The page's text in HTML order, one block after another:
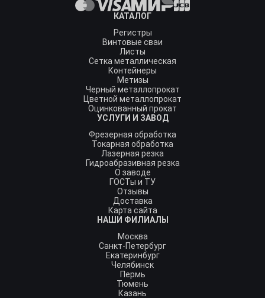
КАТАЛОГ
Регистры
Винтовые сваи
Листы
Сетка металлическая
Контейнеры
Метизы
Черный металлопрокат
Цветной металлопрокат
Оцинкованный прокат
УСЛУГИ И ЗАВОД
Фрезерная обработка
Токарная обработка
Лазерная резка
Гидроабразивная резка
О заводе
ГОСТы и ТУ
Отзывы
Доставка
Карта сайта
НАШИ ФИЛИАЛЫ
Москва
Санкт-Петербург
Екатеринбург
Челябинск
Пермь
Тюмень
Казань